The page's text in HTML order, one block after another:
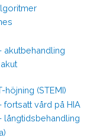
akutbehandling
(STEMI)
fortsatt vård på HIA
långtidsbehandling